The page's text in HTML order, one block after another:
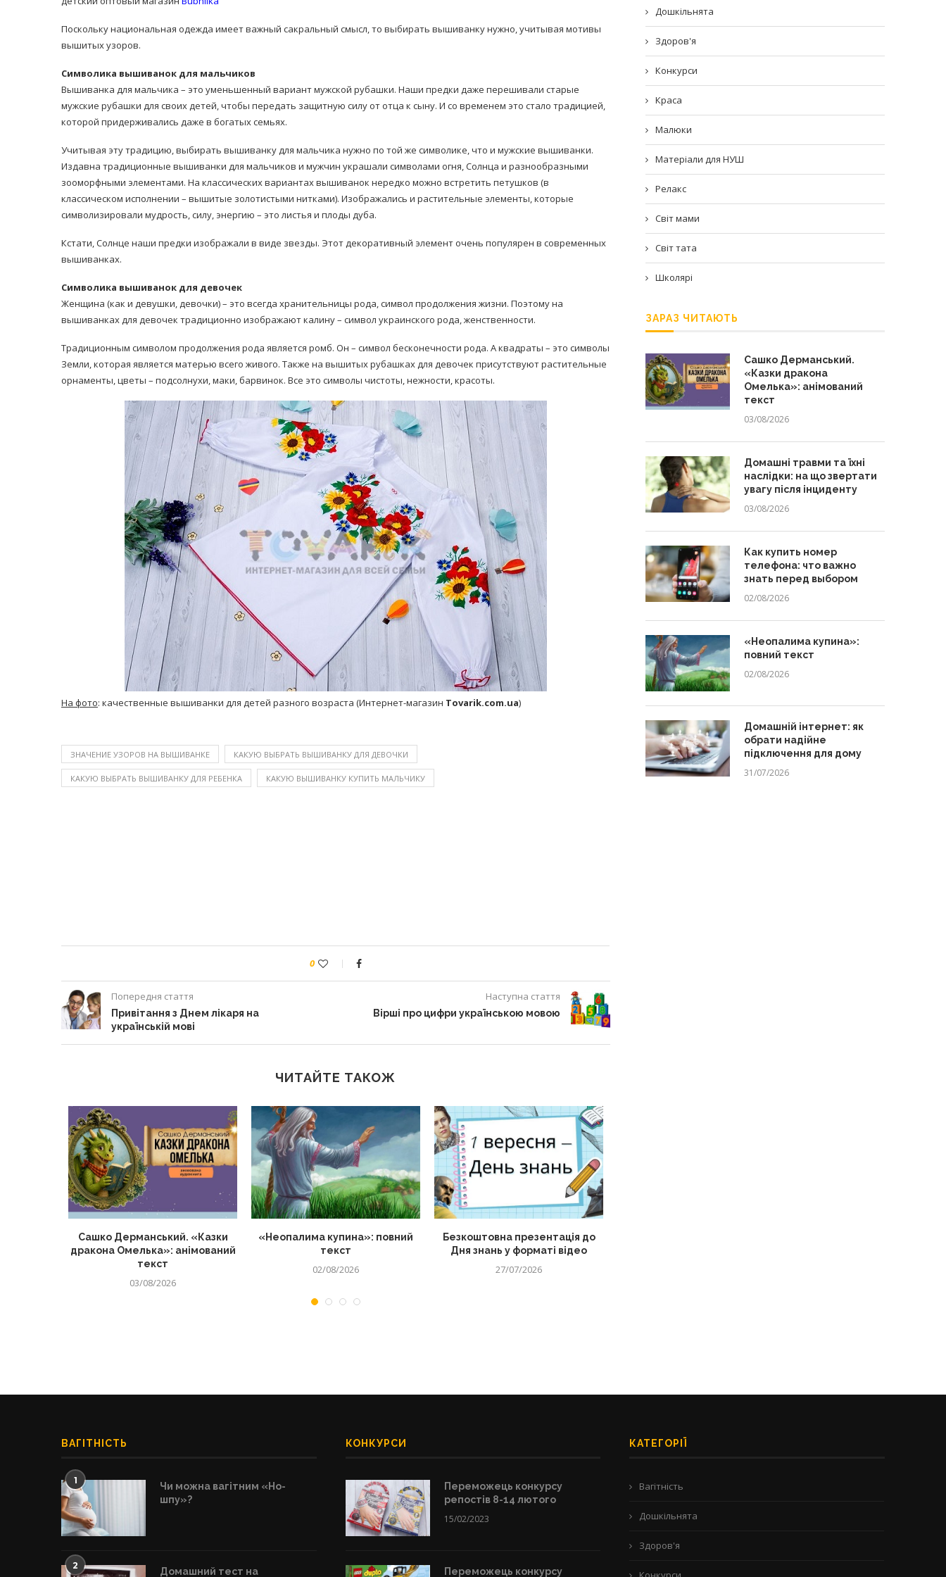
Поскольку национальная одежда имеет важный сакральный смысл, то выбирать вышиванку нужно, учитывая мотивы
вышитых узоров.
Символика вышиванок для мальчиков
Вышиванка для мальчика – это уменьшенный вариант мужской рубашки. Наши предки даже перешивали старые
мужские рубашки для своих детей, чтобы передать защитную силу от отца к сыну. И со временем это стало традицией,
которой придерживались даже в богатых семьях.
Учитывая эту традицию, выбирать вышиванку для мальчика нужно по той же символике, что и мужские вышиванки.
Издавна традиционные вышиванки для мальчиков и мужчин украшали символами огня, Солнца и разнообразными
зооморфными элементами. На классических вариантах вышиванок нередко можно встретить петушков (в
классическом исполнении – вышитые золотистыми нитками). Изображались и растительные элементы, которые
символизировали мудрость, силу, энергию – это листья и плоды дуба.
Кстати, Солнце наши предки изображали в виде звезды. Этот декоративный элемент очень популярен в современных
вышиванках.
Символика вышиванок для девочек
Женщина (как и девушки, девочки) – это всегда хранительницы рода, символ продолжения жизни. Поэтому на
вышиванках для девочек традиционно изображают калину – символ украинского рода, женственности.
Традиционным символом продолжения рода является ромб. Он – символ бесконечности рода. А квадраты – это символы
Земли, которая является матерью всего живого. Также на вышитых рубашках для девочек присутствуют растительные
орнаменты, цветы – подсолнухи, маки, барвинок. Все это символы чистоты, нежности, красоты.
На фото: качественные вышиванки для детей разного возраста (Интернет-магазин Tovarik.com.ua)
ЗНАЧЕНИЕ УЗОРОВ НА ВЫШИВАНКЕ КАКУЮ ВЫБРАТЬ ВЫШИВАНКУ ДЛЯ ДЕВОЧКИ
КАКУЮ ВЫБРАТЬ ВЫШИВАНКУ ДЛЯ РЕБЕНКА КАКУЮ ВЫШИВАНКУ КУПИТЬ МАЛЬЧИКУ
0
Попередня стаття
Привітання з Днем лікаря на
українській мові
Наступна стаття
Вірші про цифри українською мовою
ЧИТАЙТЕ ТАКОЖ
Сашко Дерманський. «Казки
дракона Омелька»: анімований
текст
03/08/2026
«Неопалима купина»: повний
текст
02/08/2026
Безкоштовна презентація до
Дня знань у форматі відео
27/07/2026
Дошкільнята
Здоров'я
Конкурси
Краса
Малюки
Матеріали для НУШ
Релакс
Світ мами
Світ тата
Школярі
ЗАРАЗ ЧИТАЮТЬ
Сашко Дерманський.
«Казки дракона
Омелька»: анімований
текст
03/08/2026
Домашні травми та їхні
наслідки: на що звертати
увагу після інциденту
03/08/2026
Как купить номер
телефона: что важно
знать перед выбором
02/08/2026
«Неопалима купина»:
повний текст
02/08/2026
Домашній інтернет: як
обрати надійне
підключення для дому
31/07/2026
ВАГІТНІСТЬ
1
Чи можна вагітним «Но-
шпу»?
2 Домашний тест на
КОНКУРСИ
Переможець конкурсу
репостів 8-14 лютого
15/02/2023
Переможець конкурсу
КАТЕГОРІЇ
Вагітність
Дошкільнята
Здоров'я